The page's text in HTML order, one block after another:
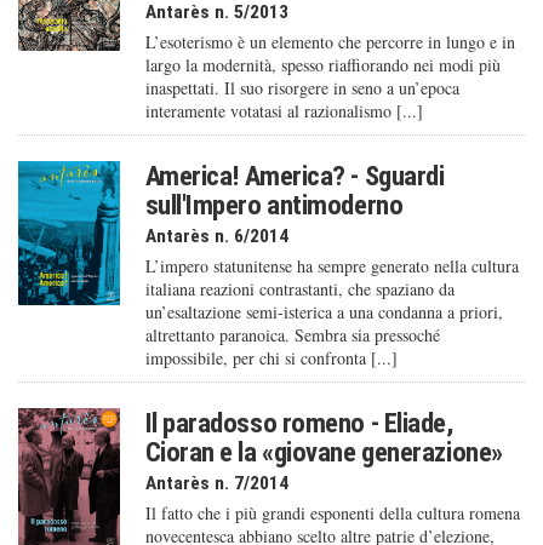
Antarès n. 5/2013
L’esoterismo è un elemento che percorre in lungo e in
largo la modernità, spesso riaffiorando nei modi più
inaspettati. Il suo risorgere in seno a un’epoca
interamente votatasi al razionalismo [...]
America! America? - Sguardi
sull'Impero antimoderno
Antarès n. 6/2014
L’impero statunitense ha sempre generato nella cultura
italiana reazioni contrastanti, che spaziano da
un’esaltazione semi-isterica a una condanna a priori,
altrettanto paranoica. Sembra sia pressoché
impossibile, per chi si confronta [...]
Il paradosso romeno - Eliade,
Cioran e la «giovane generazione»
Antarès n. 7/2014
Il fatto che i più grandi esponenti della cultura romena
novecentesca abbiano scelto altre patrie d’elezione,